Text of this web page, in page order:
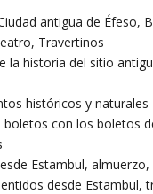
antigua de Éfeso,
Travertinos
la historia del sitio
históricos y naturales
boletos con los boletos
Estambul,
desde Estambul,